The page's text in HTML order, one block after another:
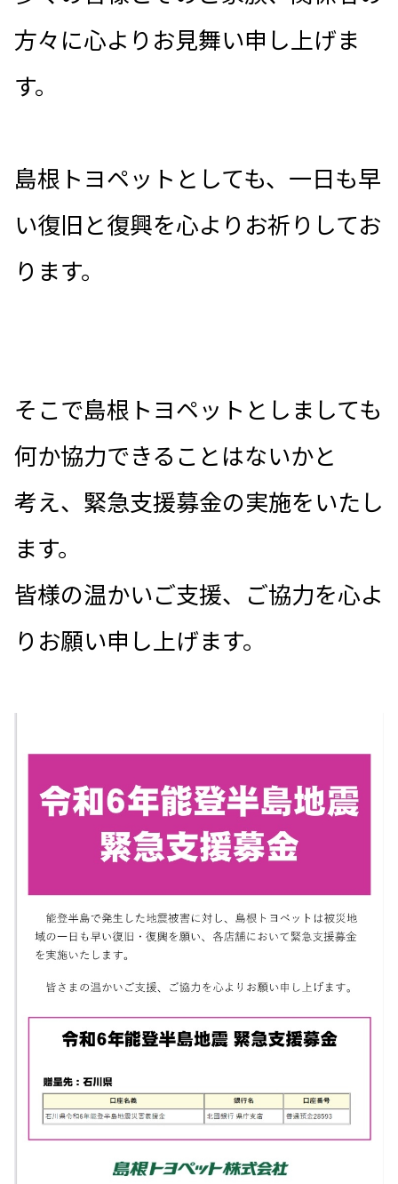
方々に心よりお見舞い申し上げま
す。
島根トヨペットとしても、一日も早
い復旧と復興を心よりお祈りしてお
ります。
そこで島根トヨペットとしましても
何か協力できることはないかと
考え、緊急支援募金の実施をいたし
ます。
皆様の温かいご支援、ご協力を心よ
りお願い申し上げます。